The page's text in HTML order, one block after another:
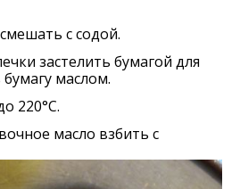
с содой.
застелить бумагой для
маслом.
220°С.
масло взбить с